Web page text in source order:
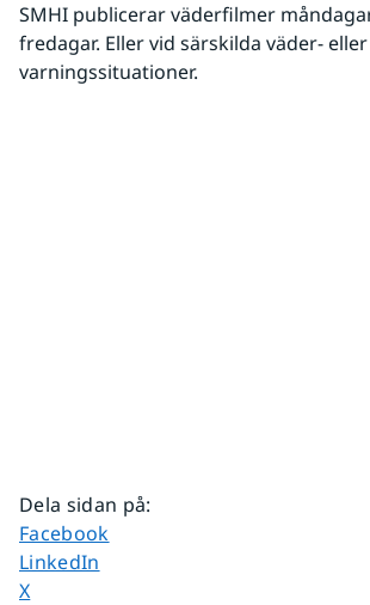
SMHI publicerar väderfilmer
fredagar. Eller vid särskilda väder- eller
varningssituationer.
Dela sidan på:
Dela sidan på
Facebook
Dela sidan på
LinkedIn
Dela sidan på
X